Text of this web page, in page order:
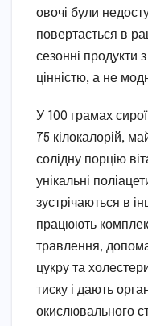
овочі були
повертається в
сезонні
цінністю, а не
У 100 грамах
75 кілокалорій,
солідну порцію
унікальні
зустрічаються в
працюють
травлення,
цукру та
тиску і дають
окислювального